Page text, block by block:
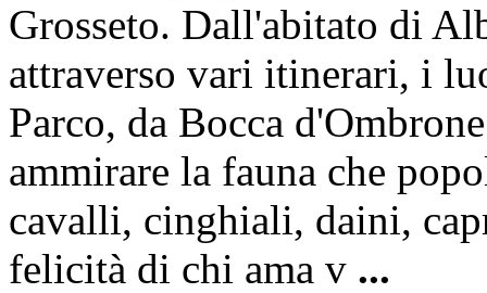
Grosseto. Dall'abitato di
attraverso vari itinerari, i
Parco, da Bocca
ammirare la fauna che
cavalli, cinghiali, daini,
felicità di chi ama v ...